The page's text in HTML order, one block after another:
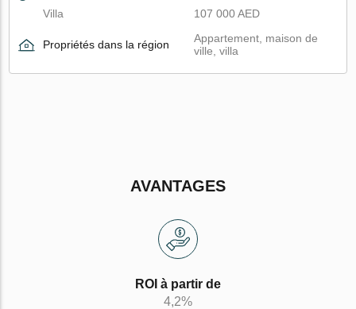
Villa
107 000 AED
Propriétés dans la région
Appartement, maison de
ville, villa
AVANTAGES
ROI à partir de
4,2%